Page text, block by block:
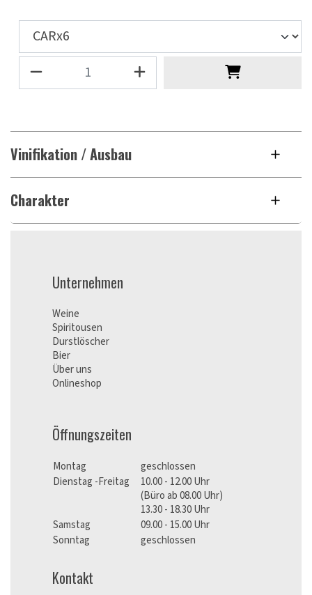
Vinifikation / Ausbau
Charakter
Unternehmen
Weine
Spiritousen
Durstlöscher
Bier
Über uns
Onlineshop
Öffnungszeiten
Montag
geschlossen
Dienstag -Freitag
10.00 - 12.00 Uhr
(Büro ab 08.00 Uhr)
13.30 - 18.30 Uhr
Samstag
09.00 - 15.00 Uhr
Sonntag
geschlossen
Kontakt